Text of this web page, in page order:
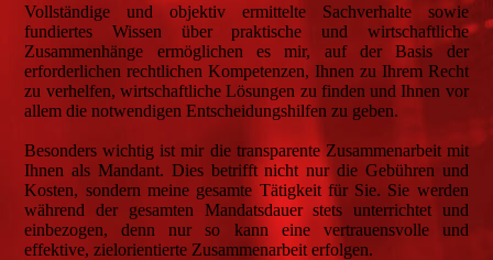
Vollständige und objektiv ermittelte Sachverhalte sowie
fundiertes Wissen über praktische und wirtschaftliche
Zusammenhänge ermöglichen es mir, auf der Basis der
erforderlichen rechtlichen Kompetenzen, Ihnen zu Ihrem Recht
zu verhelfen, wirtschaftliche Lösungen zu finden und Ihnen vor
allem die notwendigen Entscheidungshilfen zu geben.
Besonders wichtig ist mir die transparente Zusammenarbeit mit
Ihnen als Mandant. Dies betrifft nicht nur die Gebühren und
Kosten, sondern meine gesamte Tätigkeit für Sie. Sie werden
während der gesamten Mandatsdauer stets unterrichtet und
einbezogen, denn nur so kann eine vertrauensvolle und
effektive, zielorientierte Zusammenarbeit erfolgen.